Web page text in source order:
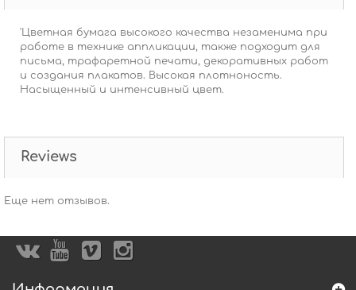
'Цветная бумага высокого качества незаменима при
работе в технике аппликации, также подходит для
письма, трафаретной печати, декоративных работ
и создания плакатов. Высокая плотноность.
Насыщенный и интенсивный цвет.
Reviews
Еще нет отзывов.